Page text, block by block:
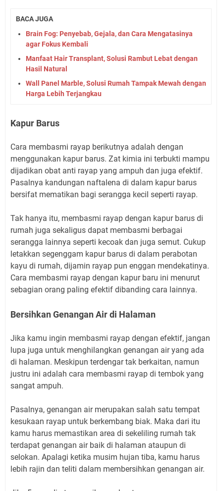
BACA JUGA
Brain Fog: Penyebab, Gejala, dan Cara Mengatasinya
agar Fokus Kembali
Manfaat Hair Transplant, Solusi Rambut Lebat dengan
Hasil Natural
Wall Panel Marble, Solusi Rumah Tampak Mewah dengan
Harga Lebih Terjangkau
Kapur Barus
Cara membasmi rayap berikutnya adalah dengan
menggunakan kapur barus. Zat kimia ini terbukti mampu
dijadikan obat anti rayap yang ampuh dan juga efektif.
Pasalnya kandungan naftalena di dalam kapur barus
bersifat mematikan bagi serangga kecil seperti rayap.
Tak hanya itu, membasmi rayap dengan kapur barus di
rumah juga sekaligus dapat membasmi berbagai
serangga lainnya seperti kecoak dan juga semut. Cukup
letakkan segenggam kapur barus di dalam perabotan
kayu di rumah, dijamin rayap pun enggan mendekatinya.
Cara membasmi rayap dengan kapur baru ini menurut
sebagian orang paling efektif dibanding cara lainnya.
Bersihkan Genangan Air di Halaman
Jika kamu ingin membasmi rayap dengan efektif, jangan
lupa juga untuk menghilangkan genangan air yang ada
di halaman. Meskipun terdengar tak berkaitan, namun
justru ini adalah cara membasmi rayap di tembok yang
sangat ampuh.
Pasalnya, genangan air merupakan salah satu tempat
kesukaan rayap untuk berkembang biak. Maka dari itu
kamu harus memastikan area di sekeliling rumah tak
terdapat genangan air baik di halaman ataupun di
selokan. Apalagi ketika musim hujan tiba, kamu harus
lebih rajin dan teliti dalam membersihkan genangan air.